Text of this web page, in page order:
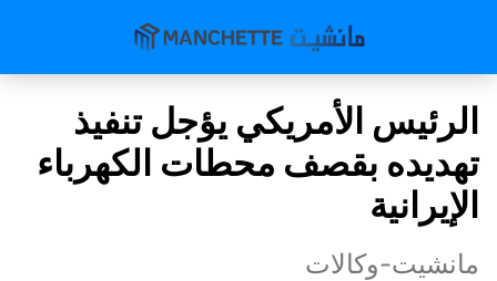
الرئيس الأمريكي يؤجل تنفيذ
تهديده بقصف محطات الكهرباء
الإيرانية
مانشيت-وكالات